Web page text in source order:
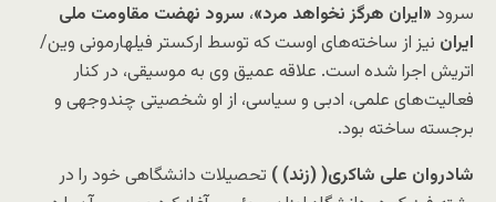
سرود «ایران هرگز نخواهد مرد»، سرود نهضت مقاومت ملی
ایران نیز از ساخته‌های اوست که توسط ارکستر فیلهارمونی وین/
اتریش اجرا شده است. علاقه عمیق وی به موسیقی، در کنار
فعالیت‌های علمی، ادبی و سیاسی، از او شخصیتی چندوجهی و
برجسته ساخته بود.
شادروان علی شاکری((زند) ) تحصیلات دانشگاهی خود را در